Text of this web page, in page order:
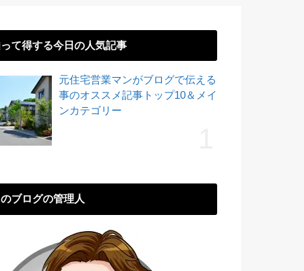
て得する今日の人気記事
元住宅営業マンがブログで伝える
事のオススメ記事トップ10＆メイ
ンカテゴリー
ブログの管理人